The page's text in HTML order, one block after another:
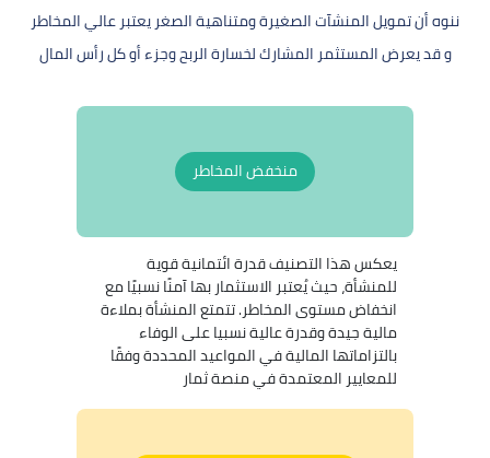
ننوه أن تمويل المنشآت الصغيرة ومتناهية الصغر يعتبر عالي المخاطر
و قد يعرض المستثمر المشارك لخسارة الربح وجزء أو كل رأس المال
منخفض المخاطر
يعكس هذا التصنيف قدرة ائتمانية قوية
للمنشأة، حيث يُعتبر الاستثمار بها آمنًا نسبيًا مع
انخفاض مستوى المخاطر. تتمتع المنشأة بملاءة
مالية جيدة وقدرة عالية نسبيا على الوفاء
بالتزاماتها المالية في المواعيد المحددة وفقًا
للمعايير المعتمدة في منصة ثمار